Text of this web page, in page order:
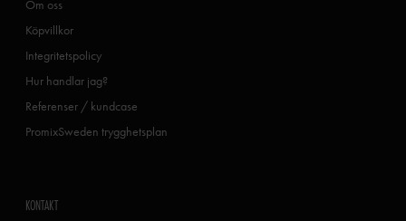
Om oss
Köpvillkor
Integritetspolicy
Hur handlar jag?
Referenser / kundcase
PromixSweden trygghetsplan
KONTAKT